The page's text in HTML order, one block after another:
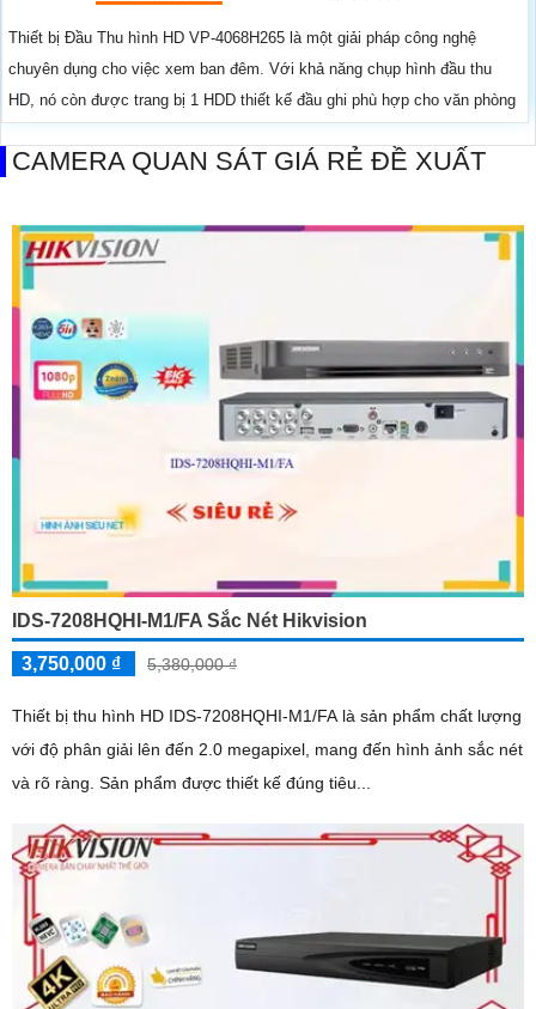
Thiết bị Đầu Thu hình HD VP-4068H265 là một giải pháp công nghệ
chuyên dụng cho việc xem ban đêm. Với khả năng chụp hình đầu thu
HD, nó còn được trang bị 1 HDD thiết kế đầu ghi phù hợp cho văn phòng
CAMERA QUAN SÁT GIÁ RẺ ĐỀ XUẤT
IDS-7208HQHI-M1/FA Sắc Nét Hikvision
3,750,000 ₫ 5,380,000 ₫
Thiết bị thu hình HD IDS-7208HQHI-M1/FA là sản phẩm chất lượng
với độ phân giải lên đến 2.0 megapixel, mang đến hình ảnh sắc nét
và rõ ràng. Sản phẩm được thiết kế đúng tiêu...